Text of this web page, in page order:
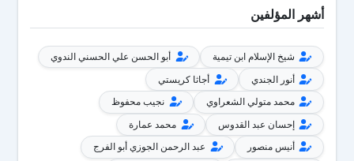
أشهر المؤلفين
شيخ الإسلام ابن تيمية
أبو الحسن علي الحسني الندوي
أنور الجندي
أجاثا كريستي
محمد متولي الشعراوي
نجيب محفوظ
إحسان عبد القدوس
محمد عمارة
أنيس منصور
عبد الرحمن الجوزي أبو الفرج